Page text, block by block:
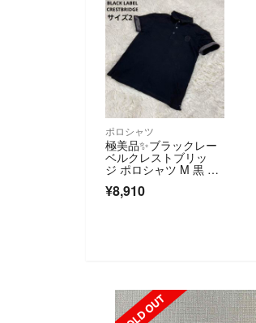
ポロシャツ
極美品✨ブラックレー
ベルクレストブリッ
ジ ポロシャツ M 黒 チ
¥8,910